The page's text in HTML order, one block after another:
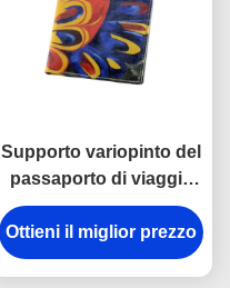
Supporto variopinto del
passaporto di viaggio
che stampa il
portafoglio della
copertura del
Ottieni il miglior prezzo